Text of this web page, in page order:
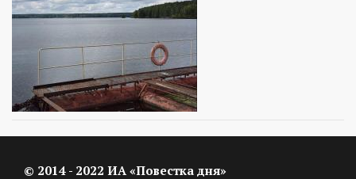
© 2014 - 2022 ИА «Повестка дня»